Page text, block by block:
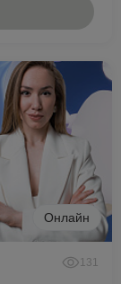
Онлайн
131